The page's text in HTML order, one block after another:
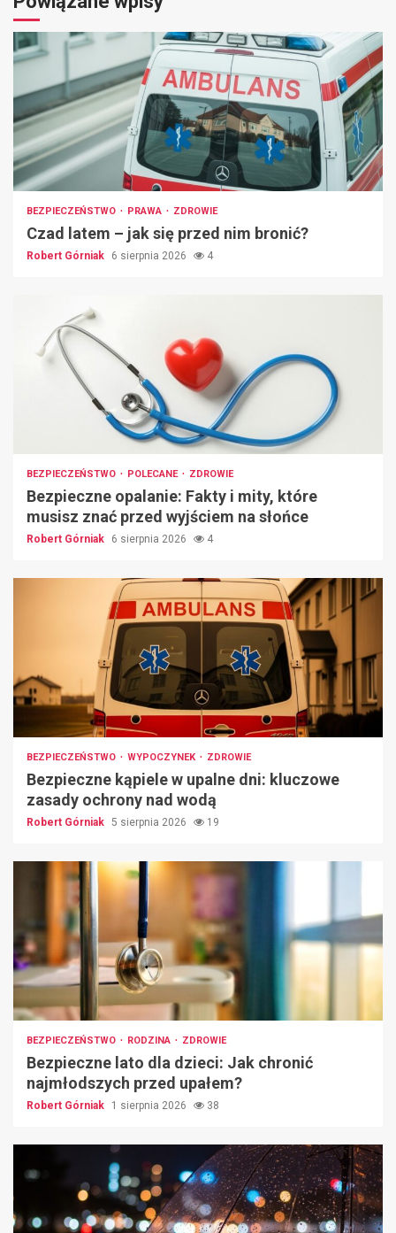
BEZPIECZEŃSTWO PRAWA ZDROWIE
Czad latem – jak się przed nim bronić?
Robert Górniak 6 sierpnia 2026 4
BEZPIECZEŃSTWO POLECANE ZDROWIE
Bezpieczne opalanie: Fakty i mity, które
musisz znać przed wyjściem na słońce
Robert Górniak 6 sierpnia 2026 4
BEZPIECZEŃSTWO WYPOCZYNEK ZDROWIE
Bezpieczne kąpiele w upalne dni: kluczowe
zasady ochrony nad wodą
Robert Górniak 5 sierpnia 2026 19
BEZPIECZEŃSTWO RODZINA ZDROWIE
Bezpieczne lato dla dzieci: Jak chronić
najmłodszych przed upałem?
Robert Górniak 1 sierpnia 2026 38